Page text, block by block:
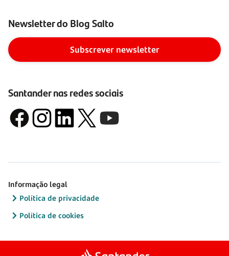
Newsletter do Blog Salto
Subscrever newsletter
Santander nas redes sociais
Informação legal
Política de privacidade
Política de cookies